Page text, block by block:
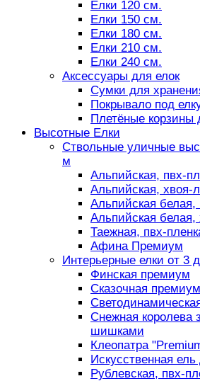
Елки 120 см.
Елки 150 см.
Елки 180 см.
Елки 210 см.
Елки 240 см.
Аксессуары для елок
Сумки для
Покрывало под
Плетёные корзины
Высотные Елки
Ствольные уличные
м
Альпийская, пвх-
Альпийская, хвоя-
Альпийская белая,
Альпийская белая,
Таежная, пвх-
Афина Премиум
Интерьерные елки от 3
Финская премиум
Сказочная премиум
Снежная королева
шишками
Клеопатра
Искусственная
Рублевская, пвх-